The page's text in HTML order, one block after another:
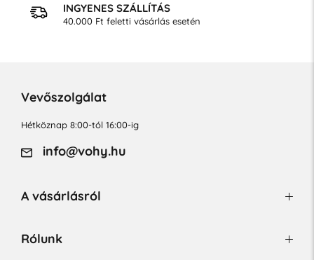
INGYENES SZÁLLÍTÁS
40.000 Ft feletti vásárlás esetén
Vevőszolgálat
Hétköznap 8:00-tól 16:00-ig
info@vohy.hu
A vásárlásról
Rólunk